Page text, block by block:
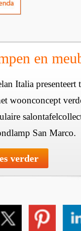
en
Italia
woonconcept
San Marco.
verder